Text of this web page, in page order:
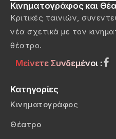
Κινηματογράφος και
Κριτικές ταινιών,
νέα σχετικά με τον
θέατρο.
Μείνετε Συνδεμένοι :
Κατηγορίες
Κινηματογράφος
Θέατρο